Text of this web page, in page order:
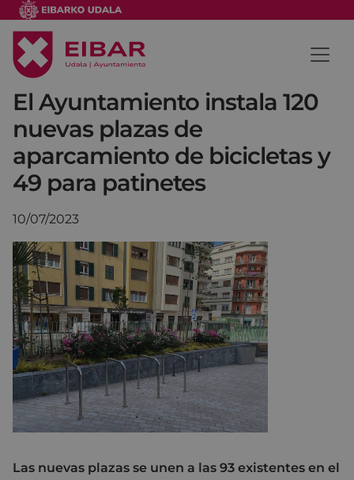
El Ayuntamiento instala 120
nuevas plazas de
aparcamiento de bicicletas y
49 para patinetes
10/07/2023
Las nuevas plazas se unen a las 93 existentes en el